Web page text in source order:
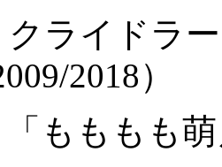
ライドラ
2018）
もももも